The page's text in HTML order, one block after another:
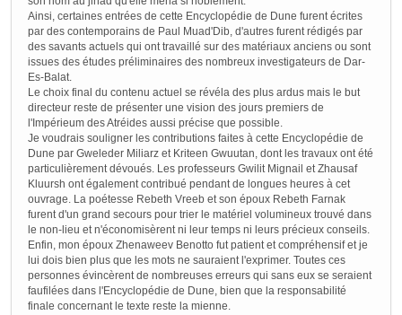
Ainsi, certaines entrées de cette Encyclopédie de Dune furent écrites
par des contemporains de Paul Muad'Dib, d'autres furent rédigés par
des savants actuels qui ont travaillé sur des matériaux anciens ou sont
issues des études préliminaires des nombreux investigateurs de Dar-
Es-Balat.
Le choix final du contenu actuel se révéla des plus ardus mais le but
directeur reste de présenter une vision des jours premiers de
l'Impérieum des Atréides aussi précise que possible.
Je voudrais souligner les contributions faites à cette Encyclopédie de
Dune par Gweleder Miliarz et Kriteen Gwuutan, dont les travaux ont été
particulièrement dévoués. Les professeurs Gwilit Mignail et Zhausaf
Kluursh ont également contribué pendant de longues heures à cet
ouvrage. La poétesse Rebeth Vreeb et son époux Rebeth Farnak
furent d'un grand secours pour trier le matériel volumineux trouvé dans
le non-lieu et n'économisèrent ni leur temps ni leurs précieux conseils.
Enfin, mon époux Zhenaweev Benotto fut patient et compréhensif et je
lui dois bien plus que les mots ne sauraient l'exprimer. Toutes ces
personnes évincèrent de nombreuses erreurs qui sans eux se seraient
faufilées dans l'Encyclopédie de Dune, bien que la responsabilité
finale concernant le texte reste la mienne.